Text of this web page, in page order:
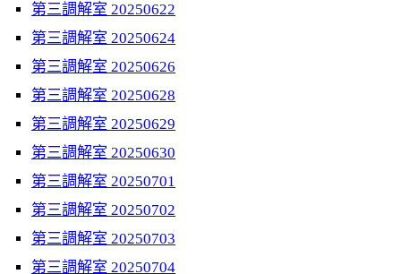
第三調解室 20250622
第三調解室 20250624
第三調解室 20250626
第三調解室 20250628
第三調解室 20250629
第三調解室 20250630
第三調解室 20250701
第三調解室 20250702
第三調解室 20250703
第三調解室 20250704